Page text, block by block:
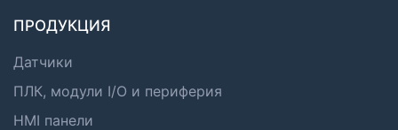
ПРОДУКЦИЯ
Датчики
ПЛК, модули I/O и периферия
HMI панели